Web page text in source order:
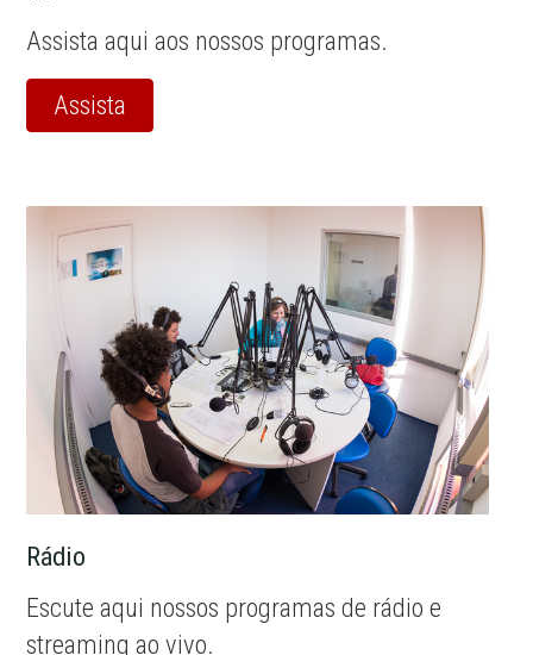
Assista aqui aos nossos programas.
Assista
Rádio
Escute aqui nossos programas de rádio e
streaming ao vivo.